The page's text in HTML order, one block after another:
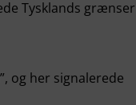
Tysklands grænser
og her signalerede